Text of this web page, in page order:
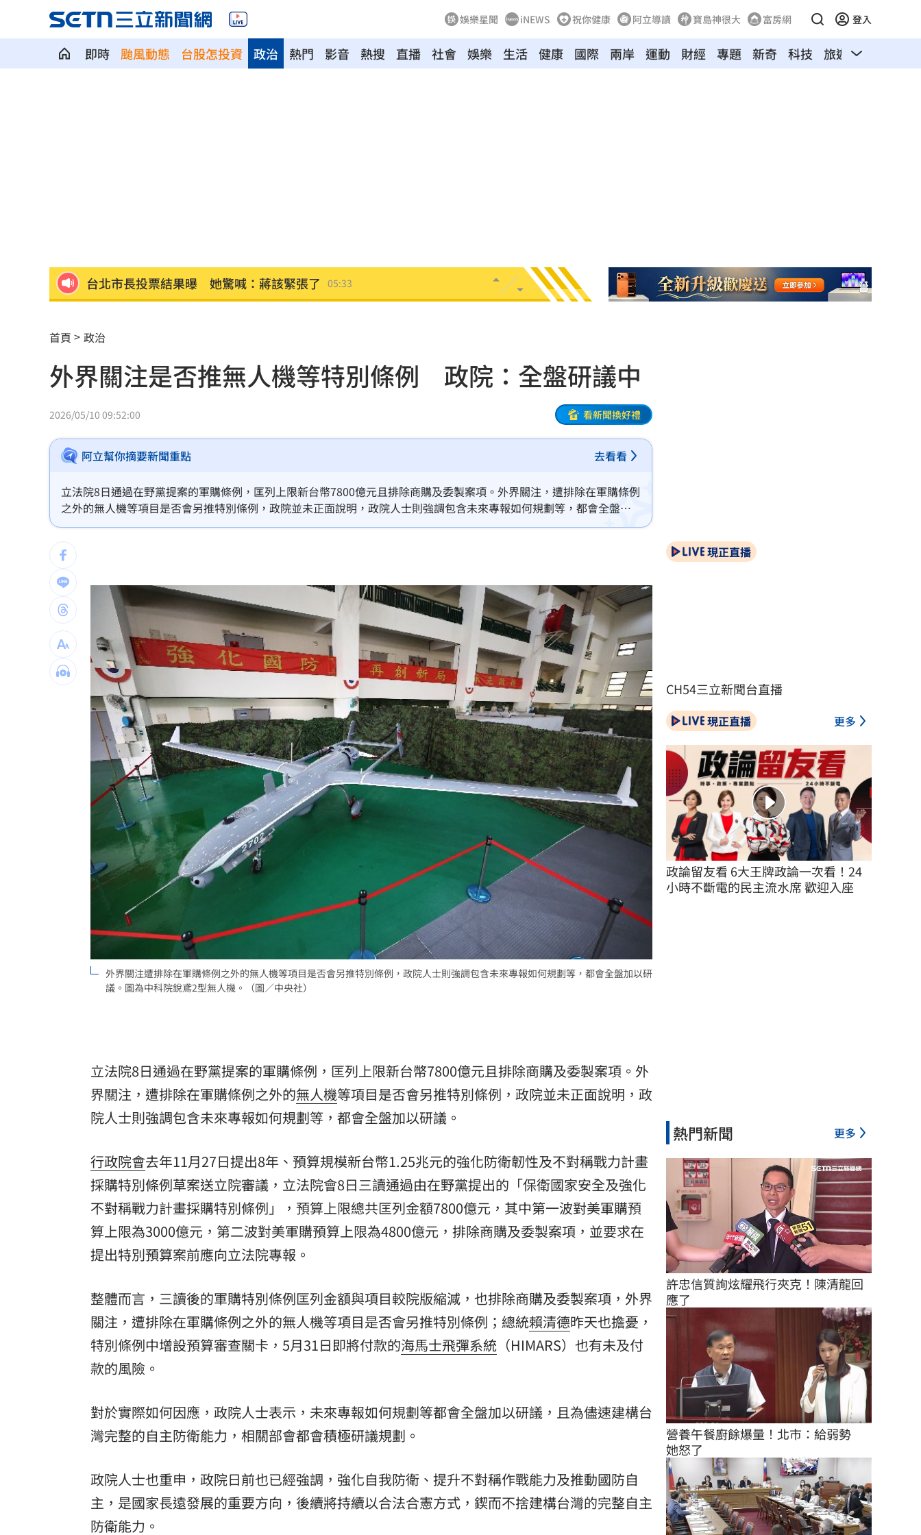
娛樂星聞 iNEWS 祝你健康 阿立導讀 寶島神很大 富房網 登入
即時 颱風動態 台股怎投資 熱門 影音 熱搜 直播
政治 社會 娛樂 生活 健康 國際 兩岸 運動 財經 專題 新奇 科技 旅遊 汽車
台北市長投票結果曝 她驚喊：蔣該緊張了 05:33
設備大廠的「他」！上半年獲利達去年6成
外資砍它2萬張 38萬股東拿綠螢光棒自嗨 05:30
美降關稅歐盟新制 創新板助攻電動車！
明放颱風假？白海豚「最新暴風侵襲率」曝 05:11
養生村倒了怎麼辦？永豐信託「專款專用」 05:10
智財局進駐文博會！連辦7天免費諮詢
ETF爆208億逃命潮！ 溫建勳揭買盤 04:28
記憶體加金融雙王牌 這檔瞄準韓股長牛！ 04:22
台中社宅驚見中國國徽！網全炸鍋
瞄準胃癌新療法 醣聯啟動一期臨床試驗！ 04:02
台灣彩券開獎直播中 20:31
LIVE三立+24小時直播
三立iNEWS新聞台線上直播 18:00
理想混蛋號召粉絲跨海追星吃美食！
首頁 政治
外界關注是否推無人機等特別條例 政院：全盤研議中
2026/05/10 09:52:00 看新聞換好禮
阿立幫你摘要新聞重點 去看看
立法院8日通過在野黨提案的軍購條例，匡列上限新台幣7800億元且排除商購及委製案項。外界關注，遭排除在軍購條例
之外的無人機等項目是否會另推特別條例，政院並未正面說明，政院人士則強調包含未來專報如何規劃等，都會全盤加
以研議。
外界關注遭排除在軍購條例之外的無人機等項目是否會另推特別條例，政院人士則強調包含未來專報如何規劃等，都會全盤加以研
議。圖為中科院銳鳶2型無人機。（圖／中央社）
立法院8日通過在野黨提案的軍購條例，匡列上限新台幣7800億元且排除商購及委製案項。外
界關注，遭排除在軍購條例之外的無人機等項目是否會另推特別條例，政院並未正面說明，政
院人士則強調包含未來專報如何規劃等，都會全盤加以研議。
行政院會去年11月27日提出8年、預算規模新台幣1.25兆元的強化防衛韌性及不對稱戰力計畫
採購特別條例草案送立院審議，立法院會8日三讀通過由在野黨提出的「保衛國家安全及強化
不對稱戰力計畫採購特別條例」，預算上限總共匡列金額7800億元，其中第一波對美軍購預
算上限為3000億元，第二波對美軍購預算上限為4800億元，排除商購及委製案項，並要求在
提出特別預算案前應向立法院專報。
整體而言，三讀後的軍購特別條例匡列金額與項目較院版縮減，也排除商購及委製案項，外界
關注，遭排除在軍購條例之外的無人機等項目是否會另推特別條例；總統賴清德昨天也擔憂，
特別條例中增設預算審查關卡，5月31日即將付款的海馬士飛彈系統 （HIMARS）也有未及付
款的風險。
對於實際如何因應，政院人士表示，未來專報如何規劃等都會全盤加以研議，且為儘速建構台
灣完整的自主防衛能力，相關部會都會積極研議規劃。
政院人士也重申，政院日前也已經強調，強化自我防衛、提升不對稱作戰能力及推動國防自
主，是國家長遠發展的重要方向，後續將持續以合法合憲方式，鍥而不捨建構台灣的完整自主
防衛能力。
現正直播
CH54三立新聞台直播
現正直播 更多
政論留友看 6大王牌政論一次看！24
小時不斷電的民主流水席 歡迎入座
熱門新聞 更多
許忠信質詢炫耀飛行夾克！陳清龍回
應了
營養午餐廚餘爆量！北市：給弱勢
她怒了